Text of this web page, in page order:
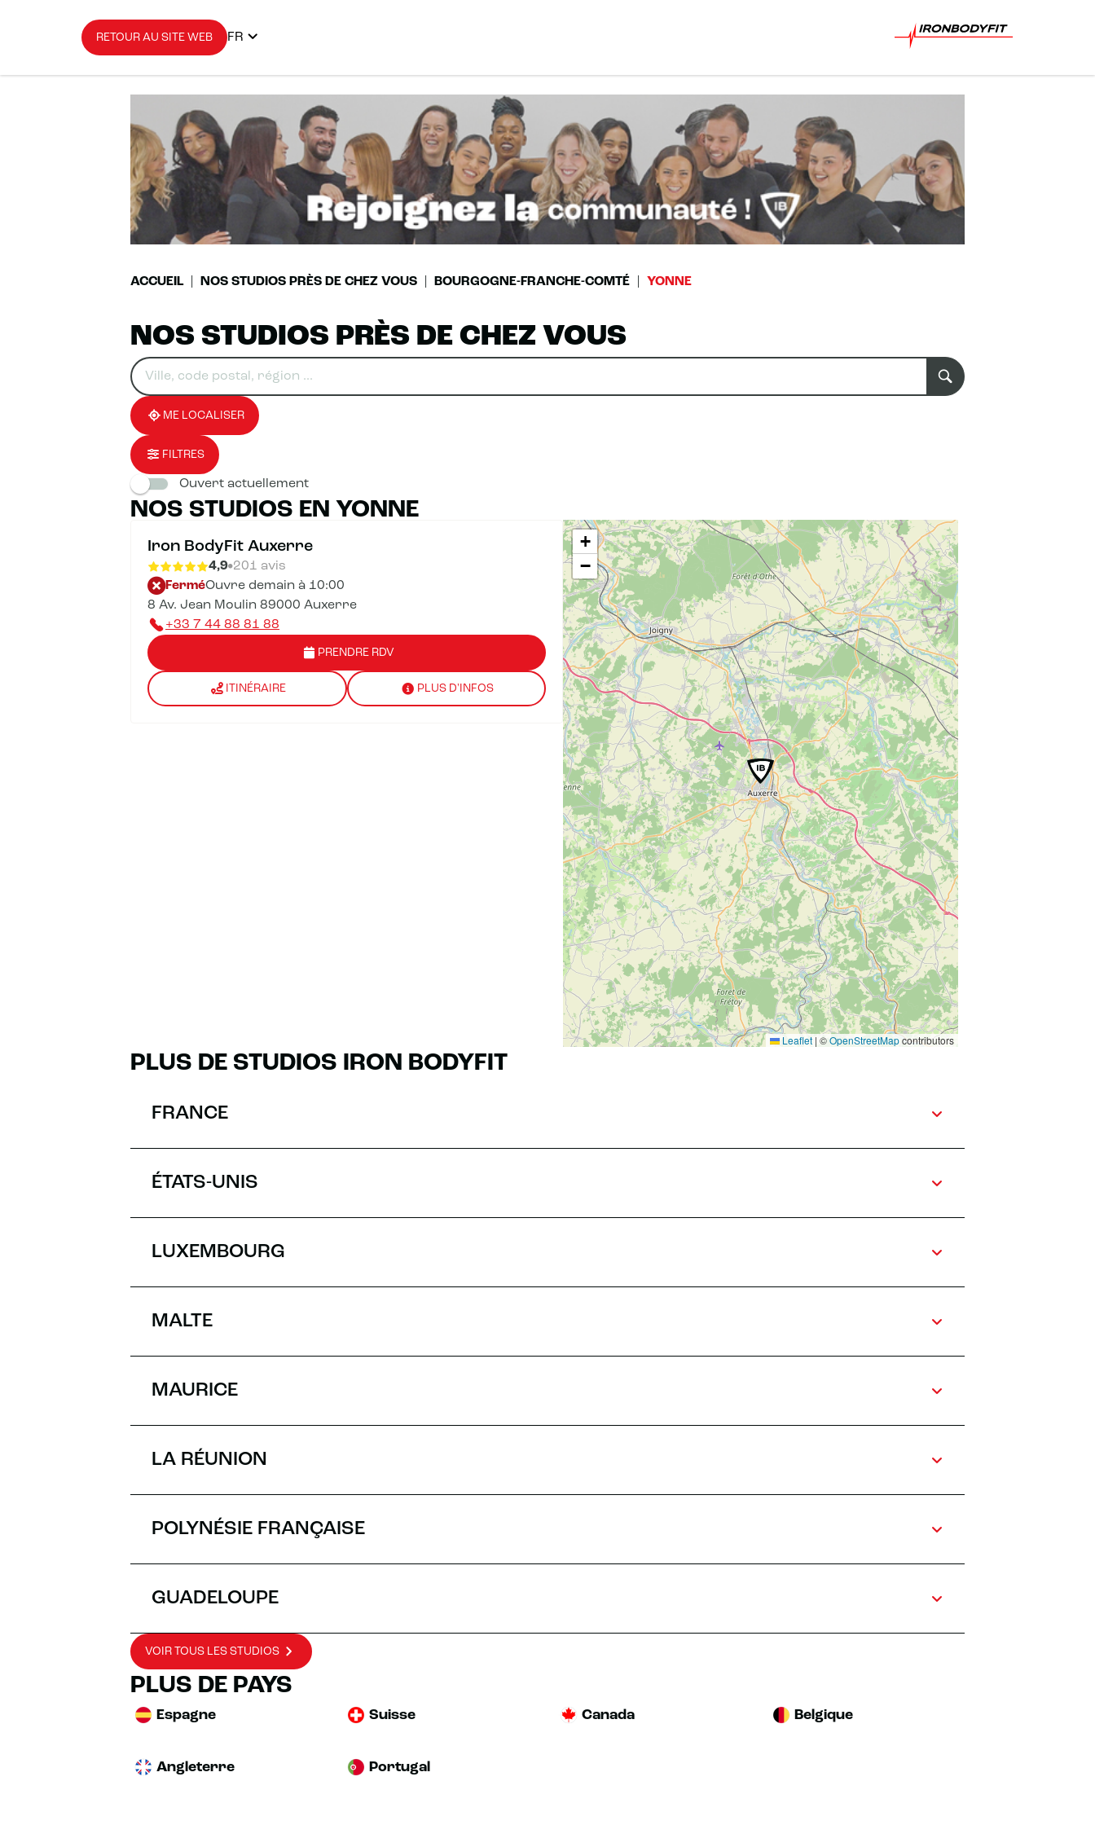
RETOUR AU SITE WEB FR
ACCUEIL NOS STUDIOS PRÈS DE CHEZ VOUS BOURGOGNE-FRANCHE-COMTÉ YONNE
NOS STUDIOS PRÈS DE CHEZ VOUS
Veuillez
renseigner
une
adresse
0
résultat(s)
trouvé(s)
ME LOCALISER
FILTRES
Ouvert actuellement
NOS STUDIOS EN YONNE
Iron BodyFit Auxerre
4,9 201 avis
FerméOuvre demain à 10:00
8 Av. Jean Moulin 89000 Auxerre
+33 7 44 88 81 88
PRENDRE RDV
ITINÉRAIRE PLUS D'INFOS
+
−
Leaflet | ©OpenStreetMapcontributors
PLUS DE STUDIOS IRON BODYFIT
FRANCE
ÉTATS-UNIS
LUXEMBOURG
MALTE
MAURICE
LA RÉUNION
POLYNÉSIE FRANÇAISE
GUADELOUPE
VOIR TOUS LES STUDIOS
PLUS DE PAYS
Espagne Suisse Canada Belgique
Angleterre Portugal